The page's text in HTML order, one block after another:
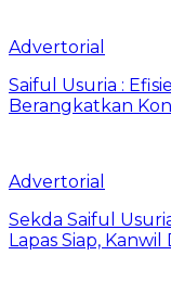
Advertorial
Saiful Usuria :
Berangkatkan
Advertorial
Sekda Saiful
Lapas Siap,